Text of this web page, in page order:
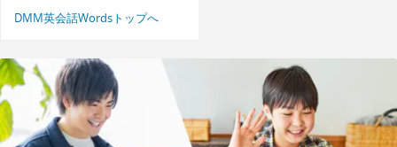
DMM英会話Wordsトップへ